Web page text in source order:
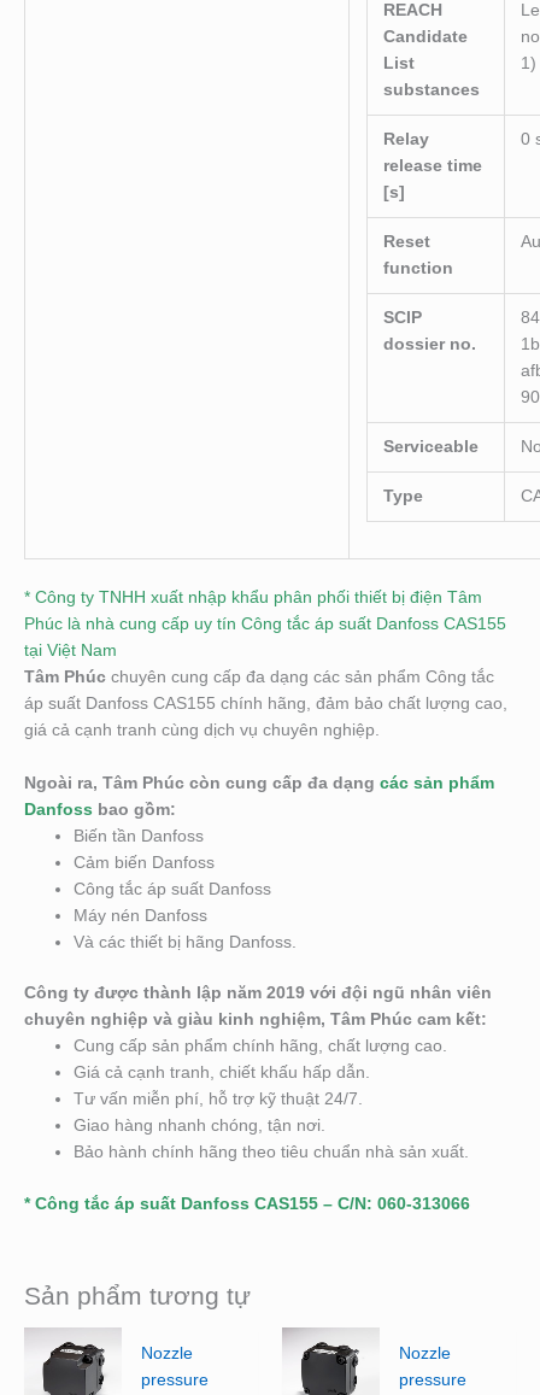
REACH
Candidate
List
substances
1)
Relay
release time
[s]
0
Reset
function
SCIP
dossier no.
Serviceable
Type
* Công ty TNHH xuất nhập khẩu phân phối thiết bị điện Tâm
Phúc là nhà cung cấp uy tín Công tắc áp suất Danfoss CAS155
tại Việt Nam
Tâm Phúc chuyên cung cấp đa dạng các sản phẩm Công tắc
áp suất Danfoss CAS155 chính hãng, đảm bảo chất lượng cao,
giá cả cạnh tranh cùng dịch vụ chuyên nghiệp.
Ngoài ra, Tâm Phúc còn cung cấp đa dạng các sản phẩm
Danfoss bao gồm:
Biến tần Danfoss
Cảm biến Danfoss
Công tắc áp suất Danfoss
Máy nén Danfoss
Và các thiết bị hãng Danfoss.
Công ty được thành lập năm 2019 với đội ngũ nhân viên
chuyên nghiệp và giàu kinh nghiệm, Tâm Phúc cam kết:
Cung cấp sản phẩm chính hãng, chất lượng cao.
Giá cả cạnh tranh, chiết khấu hấp dẫn.
Tư vấn miễn phí, hỗ trợ kỹ thuật 24/7.
Giao hàng nhanh chóng, tận nơi.
Bảo hành chính hãng theo tiêu chuẩn nhà sản xuất.
* Công tắc áp suất Danfoss CAS155 – C/N: 060-313066
Sản phẩm tương tự
Nozzle
pressure
Nozzle
pressure